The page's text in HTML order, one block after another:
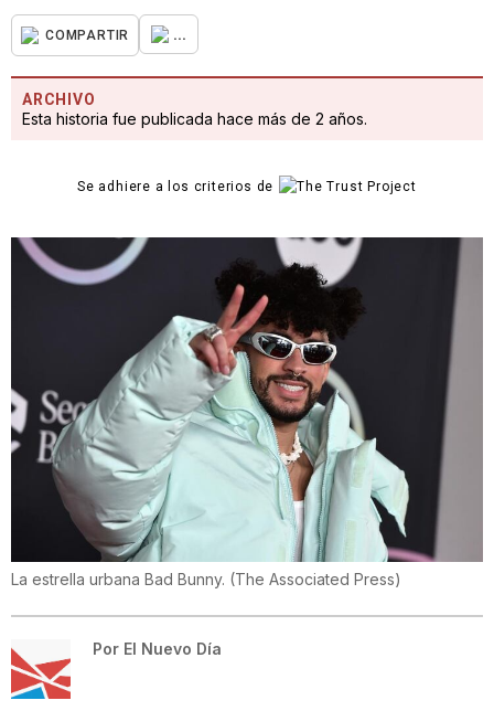
COMPARTIR ...
ARCHIVO
Esta historia fue publicada hace más de 2 años.
Se adhiere a los criterios de
La estrella urbana Bad Bunny. (The Associated Press)
Por El Nuevo Día